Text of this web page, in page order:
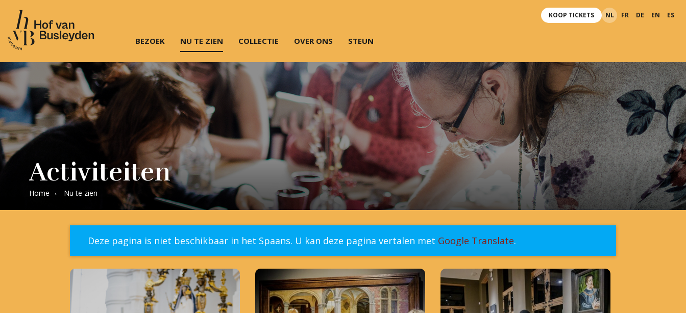
KOOP TICKETS NL FR DE EN ES
BEZOEK NU TE ZIEN COLLECTIE OVER ONS STEUN
Hof
van
Busleyden
|
Museum
in
Mechelen
Activiteiten
Home Nu te zien
Deze pagina is niet beschikbaar in het Spaans. U kan deze pagina vertalen met Google Translate.